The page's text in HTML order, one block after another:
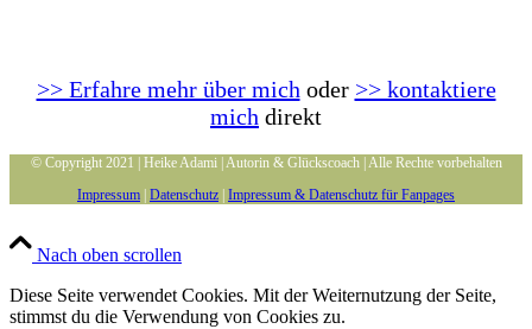
>> Erfahre mehr über mich oder >> kontaktiere
mich direkt
© Copyright 2021 | Heike Adami | Autorin & Glückscoach | Alle Rechte vorbehalten
Impressum Datenschutz Impressum & Datenschutz für Fanpages
Nach oben scrollen
Diese Seite verwendet Cookies. Mit der Weiternutzung der Seite,
stimmst du die Verwendung von Cookies zu.